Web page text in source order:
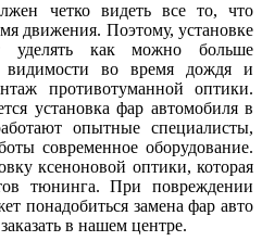
четко видеть все то, что
движения. Поэтому, установке
уделять как можно больше
во время дождя и
противотуманной оптики.
установка фар автомобиля в
опытные специалисты,
современное оборудование.
ксеноновой оптики, которая
тюнинга. При повреждении
понадобиться замена фар авто
в нашем центре.